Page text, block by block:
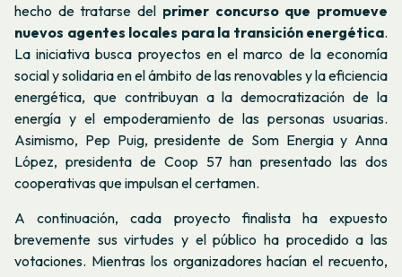
hecho de tratarse del primer concurso que promueve
nuevos agentes locales para la transición energética.
La iniciativa busca proyectos en el marco de la economía
social y solidaria en el ámbito de las renovables y la eficiencia
energética, que contribuyan a la democratización de la
energía y el empoderamiento de las personas usuarias.
Asimismo, Pep Puig, presidente de Som Energia y Anna
López, presidenta de Coop 57 han presentado las dos
cooperativas que impulsan el certamen.
A continuación, cada proyecto finalista ha expuesto
brevemente sus virtudes y el público ha procedido a las
votaciones. Mientras los organizadores hacían el recuento,